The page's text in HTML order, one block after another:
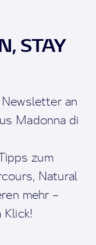
STAY
an
Madonna di
zum
Natural
mehr –